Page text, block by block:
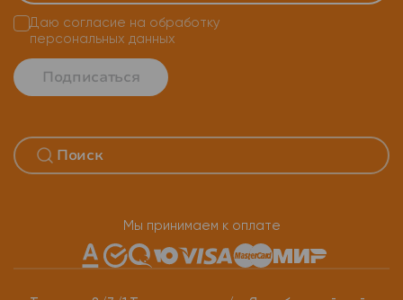
Подписаться
Даю согласие на обработку
персональных данных
Мы принимаем к оплате